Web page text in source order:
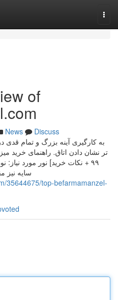
of
News
Discuss
به کارگیری آینه بزرگ و تمام
تر نشان دادن اتاق. راهنمای خرید
۹۹ + نکات خرید] نور مورد
سایه نیز
35644675/top-befarmamanzel-